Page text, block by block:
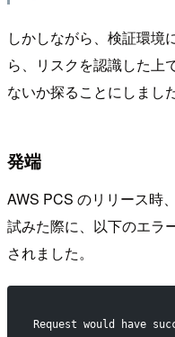
しかしながら、検証環境
ら、リスクを認識した上
ないか探ることにしました
発端
AWS PCS のリリース時
試みた際に、以下のエラ
されました。
Request would have